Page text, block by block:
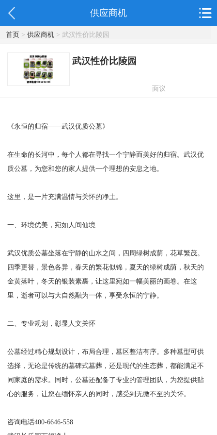
供应商机
首页> 供应商机> 武汉性价比陵园
武汉性价比陵园
面议
《永恒的归宿——武汉优质公墓》
在生命的长河中，每个人都在寻找一个宁静而美好的归宿。武汉优
质公墓，为您和您的家人提供一个理想的安息之地。
这里，是一片充满温情与关怀的净土。
一、环境优美，宛如人间仙境
武汉优质公墓坐落在宁静的山水之间，四周绿树成荫，花草繁茂。
四季更替，景色各异，春天的繁花似锦，夏天的绿树成荫，秋天的
金黄落叶，冬天的银装素裹，让这里宛如一幅美丽的画卷。在这
里，逝者可以与大自然融为一体，享受永恒的宁静。
二、专业规划，彰显人文关怀
公墓经过精心规划设计，布局合理，墓区整洁有序。多种墓型可供
选择，无论是传统的墓碑式墓葬，还是现代的生态葬，都能满足不
同家庭的需求。同时，公墓还配备了专业的管理团队，为您提供贴
心的服务，让您在缅怀亲人的同时，感受到无微不至的关怀。
咨询电话400-6646-558